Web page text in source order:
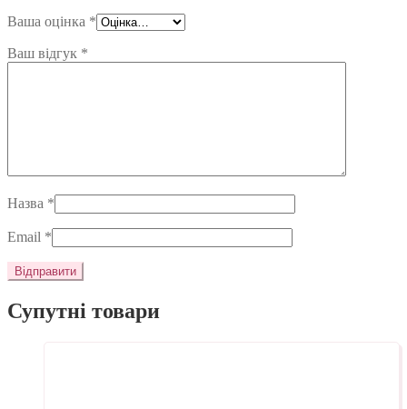
Ваша оцінка *
Ваш відгук *
Назва *
Email *
Супутні товари